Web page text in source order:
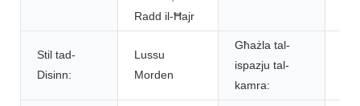
Radd il-Ħajr
Stil tad-
Disinn:
Lussu
Morden
Għażla tal-
ispazju tal-
kamra: